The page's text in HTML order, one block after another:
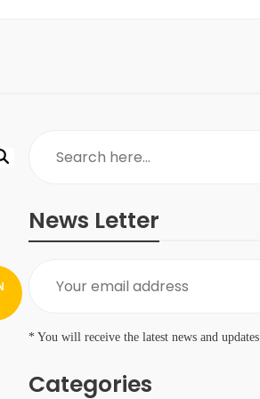
News Letter
* You will receive the latest news and updates
Categories